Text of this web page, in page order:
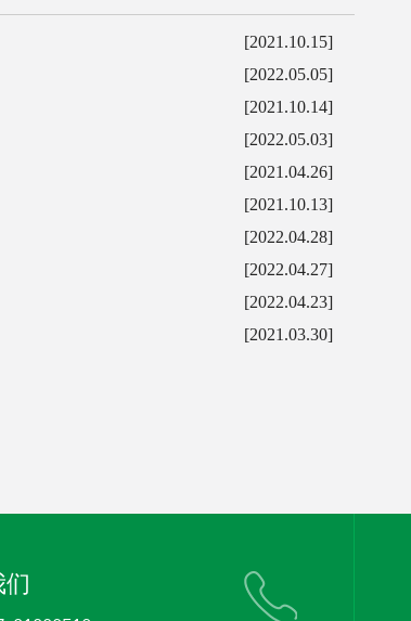
[2021.10.15]
[2022.05.05]
[2021.10.14]
[2022.05.03]
[2021.04.26]
[2021.10.13]
[2022.04.28]
[2022.04.27]
[2022.04.23]
[2021.03.30]